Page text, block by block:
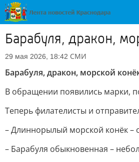
Барабуля, дракон,
29 мая 2026, 18:42 СМИ
Барабуля, дракон, морской
В обращении появились марки,
Теперь филателисты и
– Длиннорылый морской конёк –
– Барабуля обыкновенная –